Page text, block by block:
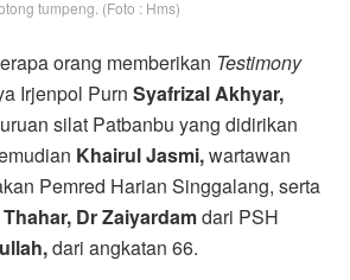
tumpeng. (Foto : Hms)
orang memberikan Testimony
Irjenpol Purn Syafrizal Akhyar,
silat Patbanbu yang didirikan
Khairul Jasmi,wartawan
Pemred Harian Singgalang, serta
Dr Zaiyardamdari PSH
dari angkatan 66.